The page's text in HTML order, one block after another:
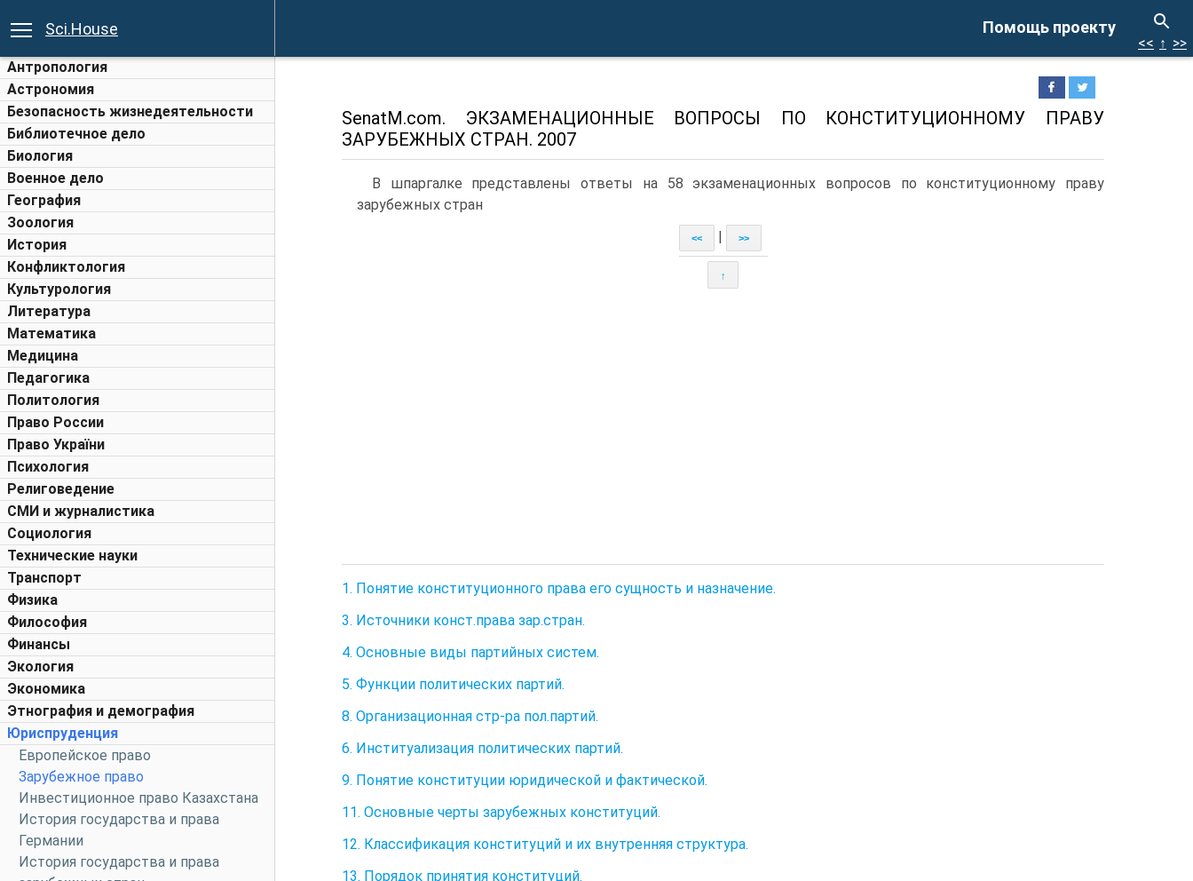
Помощь проекту
Sci.House
Антропология
Астрономия
Безопасность жизнедеятельности
Библиотечное дело
Биология
Военное дело
География
Зоология
История
Конфликтология
Культурология
Литература
Математика
Медицина
Педагогика
Политология
Право России
Право України
Психология
Религоведение
СМИ и журналистика
Социология
Технические науки
Транспорт
Физика
Философия
Финансы
Экология
Экономика
Этнография и демография
Юриспруденция
Европейское право
Зарубежное право
Инвестиционное право Казахстана
История государства и права
Германии
История государства и права
<< ↑ >>
SenatM.com. ЭКЗАМЕНАЦИОННЫЕ ВОПРОСЫ ПО КОНСТИТУЦИОННОМУ ПРАВУ
ЗАРУБЕЖНЫХ СТРАН. 2007
В шпаргалке представлены ответы на 58 экзаменационных вопросов по конституционному праву
зарубежных стран
<< >>
↑
1. Понятие конституционного права его сущность и назначение.
3. Источники конст.права зар.стран.
4. Основные виды партийных систем.
5. Функции политических партий.
8. Организационная стр-ра пол.партий.
6. Институализация политических партий.
9. Понятие конституции юридической и фактической.
11. Основные черты зарубежных конституций.
12. Классификация конституций и их внутренняя структура.
13. Порядок принятия конституций.